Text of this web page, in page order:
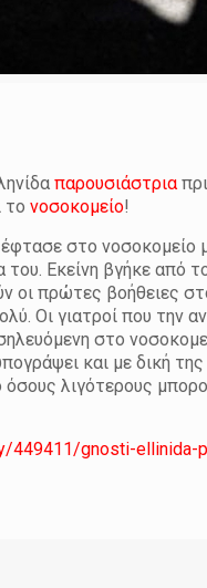
παρουσιάστρια
τονοσοκομείο!
έφτασε στο
Εκείνη βγήκε από
οι πρώτες βοήθειες
Οι γιατροί που την
στο
και με δική
λιγότερους
gnosti-